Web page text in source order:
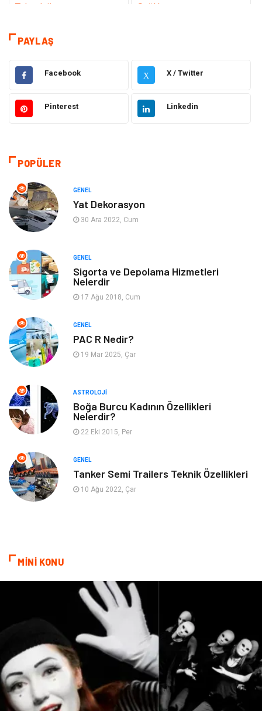
Teknoloji Sağlık
Teknoloji & İnternet
Elektrik & Elektronik Dekorasyon
Güzellik ve Bakım Eğitim
Makine
Eğitim ve Kariyer
Gıda Organizasyon
Tatil Hobi
Genel Kültür
Müzik
Mobilya
Finans
Aksesuar
Astroloji
PAYLAŞ
Facebook X X / Twitter
Pinterest Linkedin
POPÜLER
GENEL
Yat Dekorasyon
30 Ara 2022, Cum
GENEL
Sigorta ve Depolama Hizmetleri
Nelerdir
17 Ağu 2018, Cum
GENEL
PAC R Nedir?
19 Mar 2025, Çar
ASTROLOJI
Boğa Burcu Kadının Özellikleri
Nelerdir?
22 Eki 2015, Per
GENEL
Tanker Semi Trailers Teknik Özellikleri
10 Ağu 2022, Çar
MİNİ KONU